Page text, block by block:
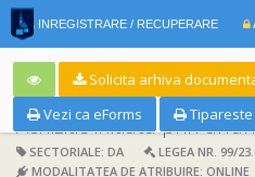
INREGISTRARE / RECUPERARE
Solicita arhiva
Vezi ca eForms
Achizitie initiata prin
SECTORIALE: DA
LEGEA NR. 99/
MODALITATEA DE ATRIBUIRE: ONLINE